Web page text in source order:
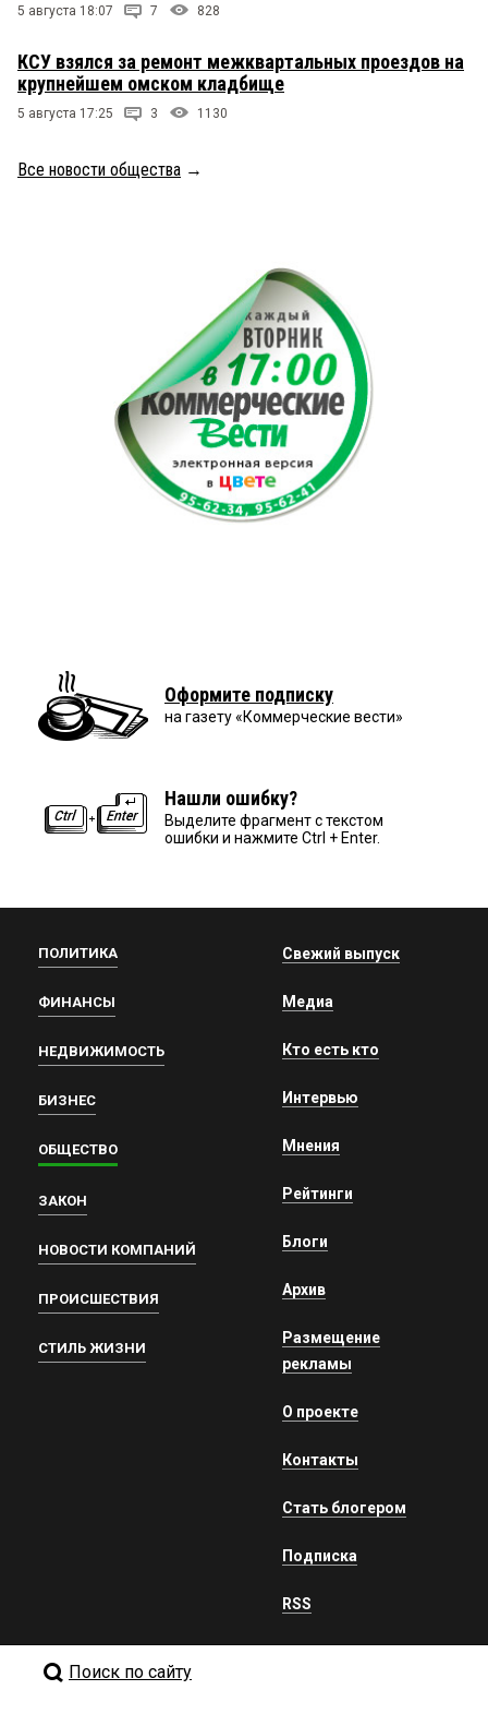
5 августа 18:07 7 828
КСУ взялся за ремонт межквартальных проездов на
крупнейшем омском кладбище
5 августа 17:25 3 1130
Все новости общества →
Оформите подписку
на газету «Коммерческие вести»
Нашли ошибку?
Выделите фрагмент с текстом
ошибки и нажмите Ctrl + Enter.
ПОЛИТИКА
ФИНАНСЫ
НЕДВИЖИМОСТЬ
БИЗНЕС
ОБЩЕСТВО
ЗАКОН
НОВОСТИ КОМПАНИЙ
ПРОИСШЕСТВИЯ
СТИЛЬ ЖИЗНИ
Свежий выпуск
Медиа
Кто есть кто
Интервью
Мнения
Рейтинги
Блоги
Архив
Размещение
рекламы
О проекте
Контакты
Стать блогером
Подписка
RSS
Поиск по сайту